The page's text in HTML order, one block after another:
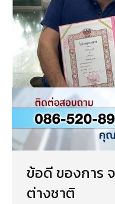
ข้อดี ของการ
ต่างชาติ